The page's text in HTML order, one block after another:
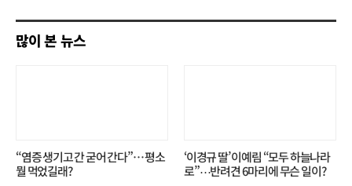
기
많이 본 뉴스
“염증 생기고 간 굳어 간다”… 평소
뭘 먹었길래?
‘이경규 딸’ 이예림 “모두 하늘나라
로”⋯반려견 6마리에 무슨 일이?